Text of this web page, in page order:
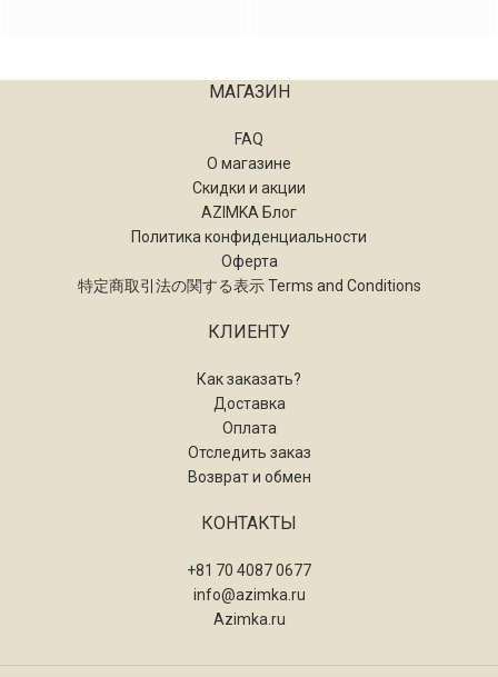
МАГАЗИН
FAQ
О магазине
Скидки и акции
AZIMKA Блог
Политика конфиденциальности
Оферта
特定商取引法の関する表示 Terms and Conditions
КЛИЕНТУ
Как заказать?
Доставка
Оплата
Отследить заказ
Возврат и обмен
КОНТАКТЫ
+81 70 4087 0677
info@azimka.ru
Azimka.ru